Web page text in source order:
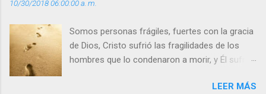
o
s
10/30/2018 06:00:00 a. m.
Somos personas frágiles, fuertes con la gracia
de Dios, Cristo sufrió las fragilidades de los
hombres que lo condenaron a morir, y Él sufrió
enseña Jesucristo? Que, si seguimos susLEER MÁS